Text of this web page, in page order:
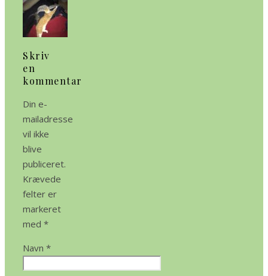
Skriv
en
kommentar
Din e-
mailadresse
vil ikke
blive
publiceret.
Krævede
felter er
markeret
med *
Navn *